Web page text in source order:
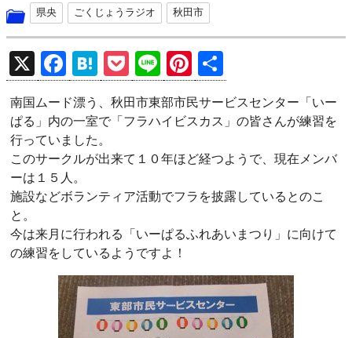
県央 ごくじょうラジオ 秋田市
X
F
a
ce
b
o
o
H
at
e
n
a
P
o
ck
Li
n
e
Pi
nt
er
t
有
南国ムード漂う、秋田市東部市民サービスセンター「いー
ぱる」内の一室で「フラハイビスカス」の皆さんが練習を
行っていました。
このサークルが出来て１０年ほど経つようで、現在メンバ
ーは１５人。
施設などボランティア活動でフラを披露しているとのこ
と。
今は来月に行われる「いーぱるふれあいまつり」に向けて
の練習をしているようですよ！